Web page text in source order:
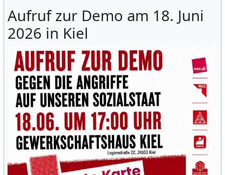
✊ #basta
Der #Sozialstaatbraucht deine Hilfe
🕠 17:00 Uhr
📍 An der Bastei, Konrad-Adenauer-Ufer, #
köln
@koelngruppe@anonsys.net
merz#cdu#spd#reformen#gewerkschaft
https://social.cologne/@Demos_und_Termine/116732784
104990447
sozialstaat#20MillionenStimmen
StabilbleibenSozialgestalten#Köln#ver.di #NGG
#IGMetall#IGBCE#IGBAU#GEW#GdP#EVG#DGB
Aufruf zur Demo am 18. Juni
2026 in Kiel